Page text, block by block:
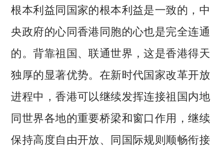
根本利益同国家的根本利益是一致的，中
央政府的心同香港同胞的心也是完全连通
的。背靠祖国、联通世界，这是香港得天
独厚的显著优势。在新时代国家改革开放
进程中，香港可以继续发挥连接祖国内地
同世界各地的重要桥梁和窗口作用，继续
保持高度自由开放、同国际规则顺畅衔接